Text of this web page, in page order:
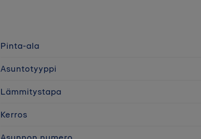
Pinta-ala
Asuntotyyppi
Lämmitystapa
Kerros